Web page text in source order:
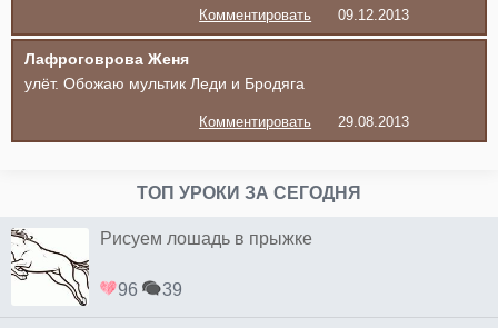
Комментировать 09.12.2013
Лафроговрова Женя
улёт. Обожаю мультик Леди и Бродяга
Комментировать 29.08.2013
ТОП УРОКИ ЗА СЕГОДНЯ
Рисуем лошадь в прыжке
96 39